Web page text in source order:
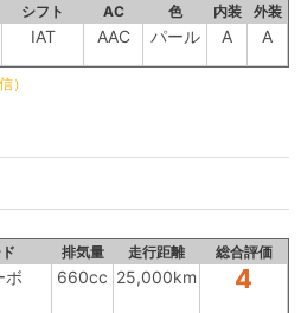
シフト AC 色 内装 外装
IAT AAC パール A A
）
排気量 走行距離 総合評価
ボ 660cc 25,000km 4